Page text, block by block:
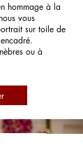
hommage à la
vous
sur toile de
ou à